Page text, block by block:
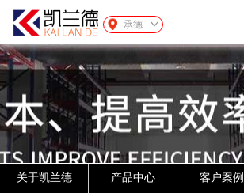
承德
关于凯兰德 产品中心 客户案例